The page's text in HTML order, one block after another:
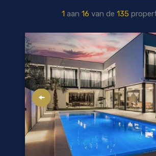
1 aan 16 van de 135